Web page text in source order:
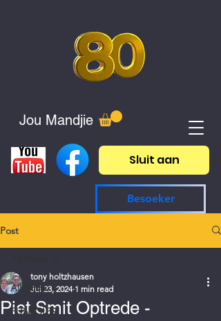
Jou Mandjie
Sluit aan
Besoeker
Post
All Posts
FUNKSIES
Piet Smit Optrede -
tony holtzhausen
Jul 23, 2024 1 min read